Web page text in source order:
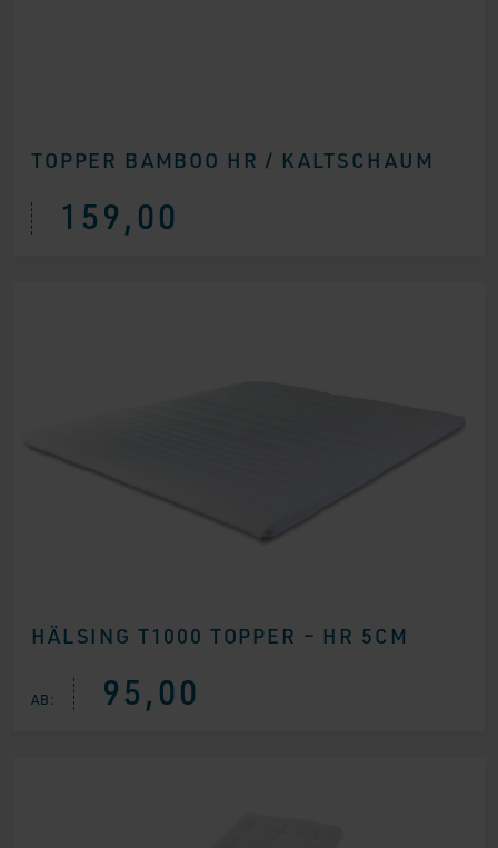
TOPPER BAMBOO HR / KALTSCHAUM
159,00
HÄLSING T1000 TOPPER – HR 5CM
AB: 95,00